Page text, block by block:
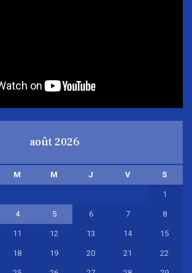
août 2026
M M J V S
1
4 5 6 7 8
11 12 13 14 15
18 19 20 21 22